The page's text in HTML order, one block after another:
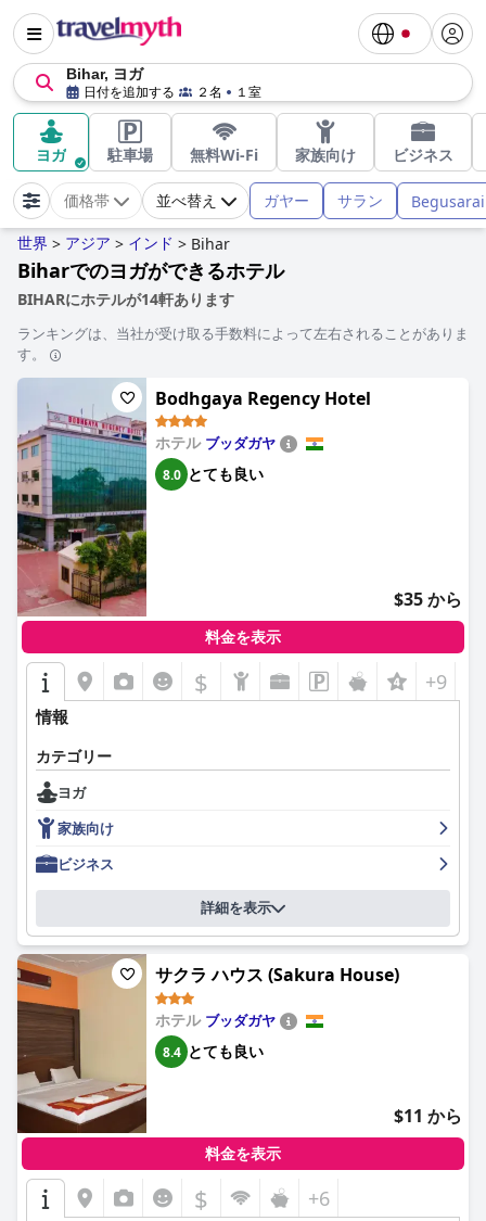
Bihar, ヨガ
日付を追加する ２名 １室
ヨガ 駐車場 無料Wi-Fi 家族向け ビジネス
価格帯 並べ替え ガヤー サラン Begusarai
世界 > アジア > インド > Bihar
Biharでのヨガができるホテル
BIHARにホテルが14軒あります
ランキングは、当社が受け取る手数料によって左右されることがありま
す。
Bodhgaya Regency Hotel
ホテル ブッダガヤ
8.0 とても良い
$35 から
料金を表示
$ +9
情報
カテゴリー
ヨガ
家族向け
ビジネス
詳細を表示
サクラ ハウス (Sakura House)
ホテル ブッダガヤ
8.4 とても良い
$11 から
料金を表示
$ +6